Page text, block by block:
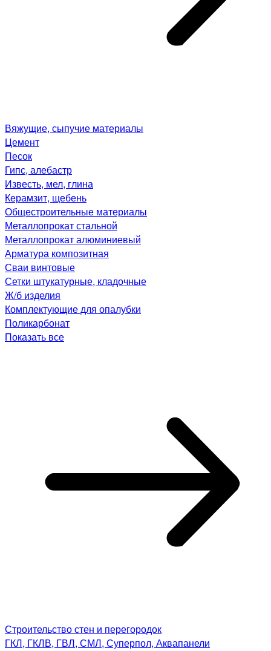
Вяжущие, сыпучие материалы
Цемент
Песок
Гипс, алебастр
Известь, мел, глина
Керамзит, щебень
Общестроительные материалы
Металлопрокат стальной
Металлопрокат алюминиевый
Арматура композитная
Сваи винтовые
Сетки штукатурные, кладочные
Ж/б изделия
Комплектующие для опалубки
Поликарбонат
Показать все
Строительство стен и перегородок
ГКЛ, ГКЛВ, ГВЛ, СМЛ, Суперпол, Аквапанели